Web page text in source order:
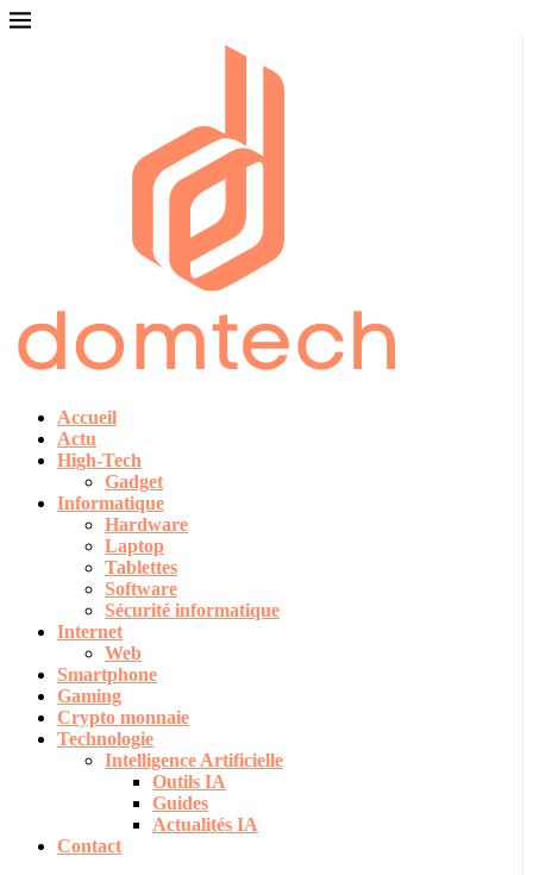
Accueil
Actu
High-Tech
Gadget
Informatique
Hardware
Laptop
Tablettes
Software
Sécurité informatique
Internet
Web
Smartphone
Gaming
Crypto monnaie
Technologie
Intelligence Artificielle
Outils IA
Guides
Actualités IA
Contact